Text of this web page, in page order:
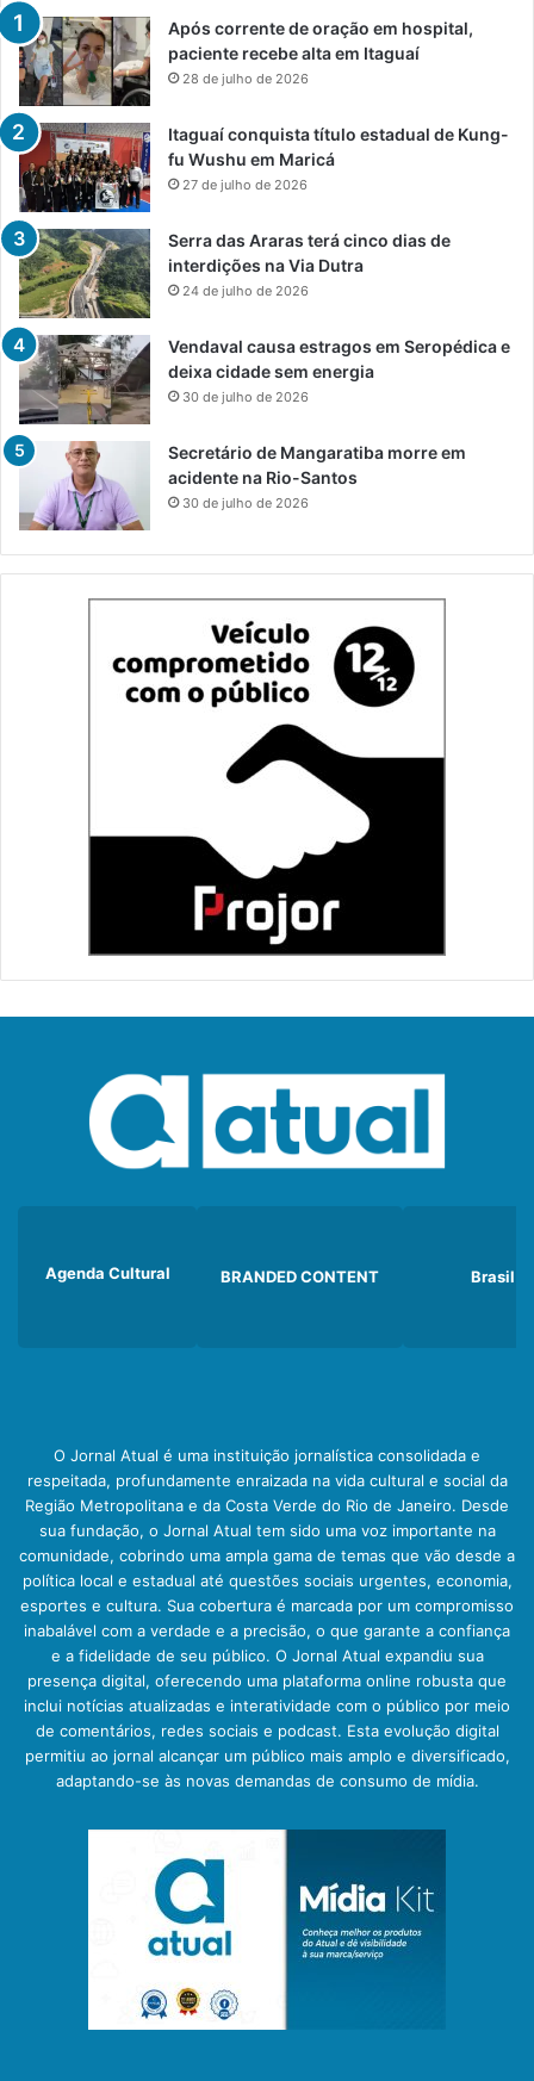
Após corrente de oração em hospital,
paciente recebe alta em Itaguaí
28 de julho de 2026
Itaguaí conquista título estadual de Kung-
fu Wushu em Maricá
27 de julho de 2026
Serra das Araras terá cinco dias de
interdições na Via Dutra
24 de julho de 2026
Vendaval causa estragos em Seropédica e
deixa cidade sem energia
30 de julho de 2026
Secretário de Mangaratiba morre em
acidente na Rio-Santos
30 de julho de 2026
Agenda Cultural BRANDED CONTENT Brasil
O Jornal Atual é uma instituição jornalística consolidada e
respeitada, profundamente enraizada na vida cultural e social da
Região Metropolitana e da Costa Verde do Rio de Janeiro. Desde
sua fundação, o Jornal Atual tem sido uma voz importante na
comunidade, cobrindo uma ampla gama de temas que vão desde a
política local e estadual até questões sociais urgentes, economia,
esportes e cultura. Sua cobertura é marcada por um compromisso
inabalável com a verdade e a precisão, o que garante a confiança
e a fidelidade de seu público. O Jornal Atual expandiu sua
presença digital, oferecendo uma plataforma online robusta que
inclui notícias atualizadas e interatividade com o público por meio
de comentários, redes sociais e podcast. Esta evolução digital
permitiu ao jornal alcançar um público mais amplo e diversificado,
adaptando-se às novas demandas de consumo de mídia.